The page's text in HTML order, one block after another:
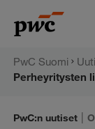
sisältöön
PwC:n
PwC Suomi
PwC:n uutiset |